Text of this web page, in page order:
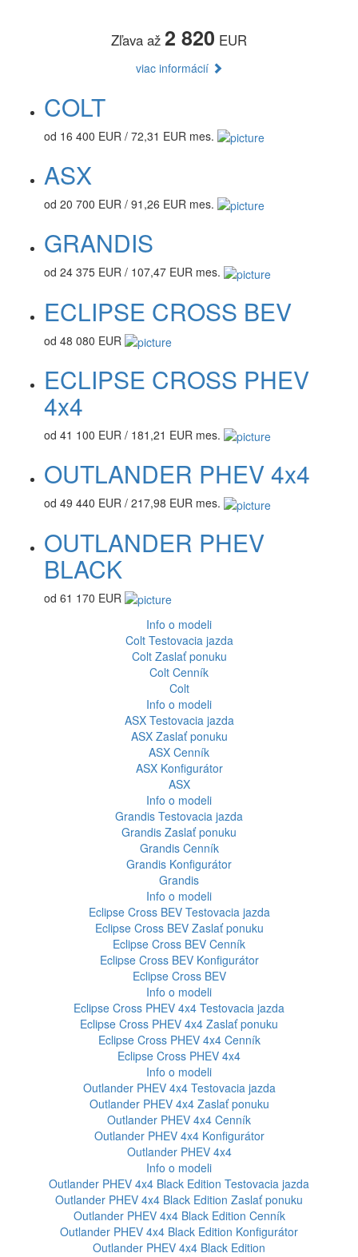
Zľava až 2 820 EUR
viac informácií
COLT
od 16 400 EUR / 72,31 EUR mes.
ASX
od 20 700 EUR / 91,26 EUR mes.
GRANDIS
od 24 375 EUR / 107,47 EUR mes.
ECLIPSE CROSS BEV
od 48 080 EUR
ECLIPSE CROSS PHEV
4x4
od 41 100 EUR / 181,21 EUR mes.
OUTLANDER PHEV 4x4
od 49 440 EUR / 217,98 EUR mes.
OUTLANDER PHEV
BLACK
od 61 170 EUR
Info o modeli
Colt Testovacia jazda
Colt Zaslať ponuku
Colt Cenník
Colt
Info o modeli
ASX Testovacia jazda
ASX Zaslať ponuku
ASX Cenník
ASX Konfigurátor
ASX
Info o modeli
Grandis Testovacia jazda
Grandis Zaslať ponuku
Grandis Cenník
Grandis Konfigurátor
Grandis
Info o modeli
Eclipse Cross BEV Testovacia jazda
Eclipse Cross BEV Zaslať ponuku
Eclipse Cross BEV Cenník
Eclipse Cross BEV Konfigurátor
Eclipse Cross BEV
Info o modeli
Eclipse Cross PHEV 4x4 Testovacia jazda
Eclipse Cross PHEV 4x4 Zaslať ponuku
Eclipse Cross PHEV 4x4 Cenník
Eclipse Cross PHEV 4x4
Info o modeli
Outlander PHEV 4x4 Testovacia jazda
Outlander PHEV 4x4 Zaslať ponuku
Outlander PHEV 4x4 Cenník
Outlander PHEV 4x4 Konfigurátor
Outlander PHEV 4x4
Info o modeli
Outlander PHEV 4x4 Black Edition Testovacia jazda
Outlander PHEV 4x4 Black Edition Zaslať ponuku
Outlander PHEV 4x4 Black Edition Cenník
Outlander PHEV 4x4 Black Edition Konfigurátor
Outlander PHEV 4x4 Black Edition